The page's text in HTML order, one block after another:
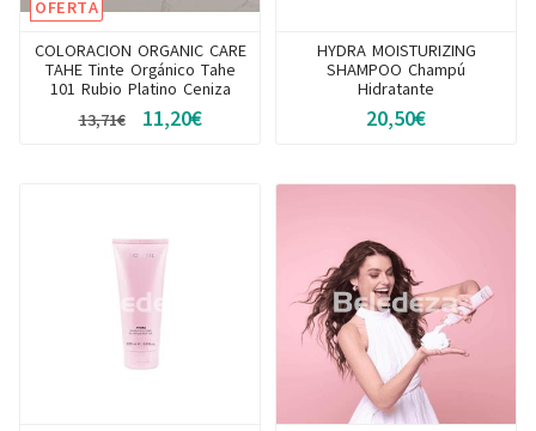
OFERTA
COLORACION ORGANIC CARE
TAHE Tinte Orgánico Tahe
101 Rubio Platino Ceniza
13,71€
11,20€
HYDRA MOISTURIZING
SHAMPOO Champú
Hidratante
20,50€